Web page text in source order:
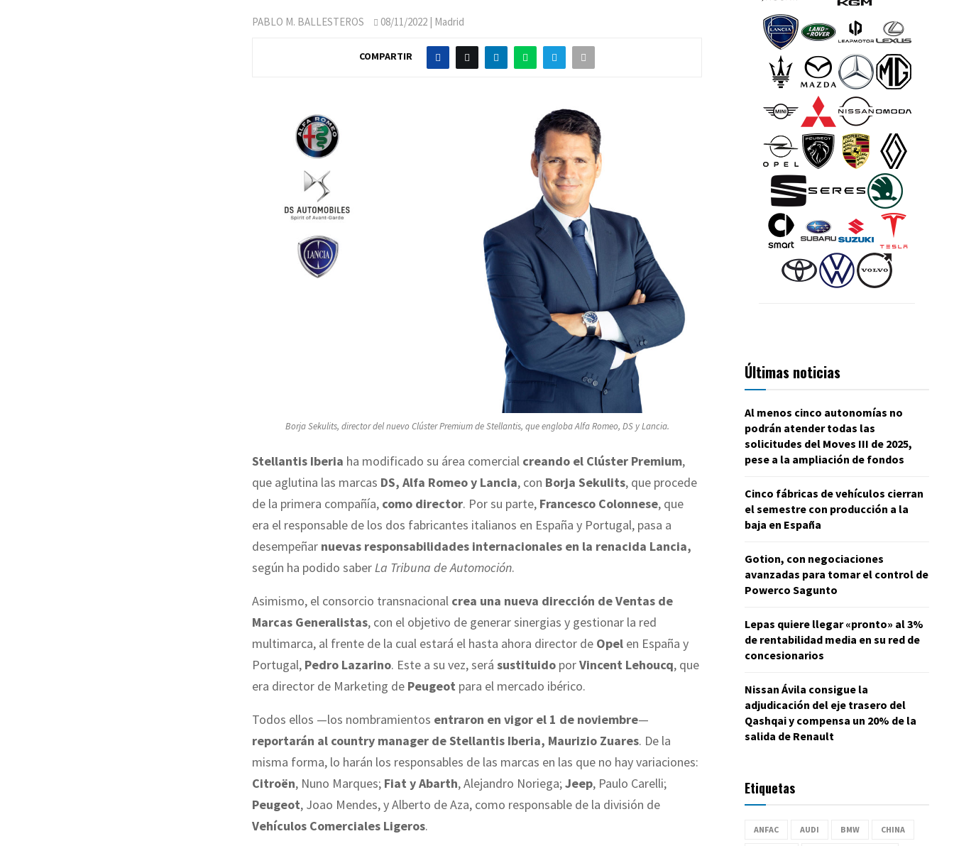
PABLO M. BALLESTEROS 08/11/2022 | Madrid
COMPARTIR
Borja Sekulits, director del nuevo Clúster Premium de Stellantis, que engloba Alfa Romeo, DS y Lancia.
Stellantis Iberia ha modificado su área comercial creando el Clúster Premium,
que aglutina las marcas DS, Alfa Romeo y Lancia, con Borja Sekulits, que procede
de la primera compañía, como director. Por su parte, Francesco Colonnese, que
era el responsable de los dos fabricantes italianos en España y Portugal, pasa a
desempeñar nuevas responsabilidades internacionales en la renacida Lancia,
según ha podido saberLa Tribuna de Automoción.
Asimismo, el consorcio transnacional crea una nueva dirección de Ventas de
Marcas Generalistas, con el objetivo de generar sinergias y gestionar la red
multimarca, al frente de la cual estará el hasta ahora director de Opel en España y
Portugal, Pedro Lazarino. Este a su vez, será sustituido porVincent Lehoucq, que
era director de Marketing de Peugeot para el mercado ibérico.
Todos ellos —los nombramientos entraron en vigor el 1 de noviembre—
reportarán al country manager de Stellantis Iberia, Maurizio Zuares. De la
misma forma, lo harán los responsables de las marcas en las que no hay variaciones:
Citroën, Nuno Marques; Fiat y Abarth, Alejandro Noriega;Jeep, Paulo Carelli;
Peugeot, Joao Mendes, y Alberto de Aza, como responsable de la división de
Vehículos Comerciales Ligeros.
Últimas noticias
Al menos cinco autonomías no
podrán atender todas las
solicitudes del Moves III de 2025,
pese a la ampliación de fondos
Cinco fábricas de vehículos cierran
el semestre con producción a la
baja en España
Gotion, con negociaciones
avanzadas para tomar el control de
Powerco Sagunto
Lepas quiere llegar «pronto» al 3%
de rentabilidad media en su red de
concesionarios
Nissan Ávila consigue la
adjudicación del eje trasero del
Qashqai y compensa un 20% de la
salida de Renault
Etiquetas
ANFAC AUDI BMW CHINA